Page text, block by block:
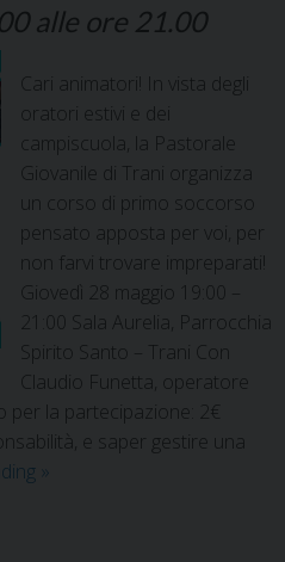
alle ore 21.00
Cari animatori! In vista degli
oratori estivi e dei
campiscuola, la Pastorale
Giovanile di Trani organizza
un corso di primo soccorso
pensato apposta per voi, per
non farvi trovare impreparati!
Giovedì 28 maggio 19:00 –
21:00 Sala Aurelia, Parrocchia
Spirito Santo – Trani Con
Claudio Funetta, operatore
per la partecipazione: 2€
e saper gestire una
»